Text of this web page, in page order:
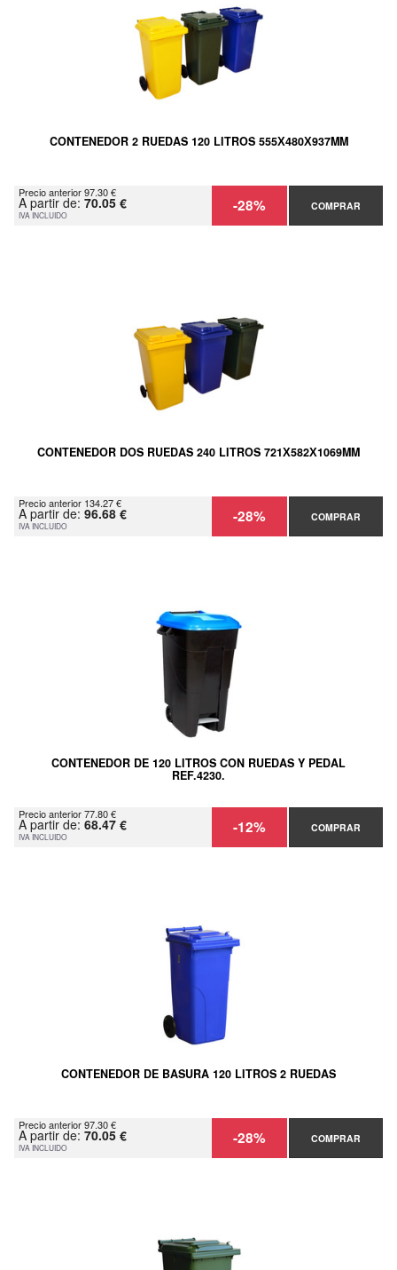
CONTENEDOR 2 RUEDAS 120 LITROS 555Х480Х937MM
Precio anterior 97.30 €
A partir de: 70.05 €
IVA INCLUIDO -28% COMPRAR
CONTENEDOR DOS RUEDAS 240 LITROS 721Х582Х1069MM
Precio anterior 134.27 €
A partir de: 96.68 €
IVA INCLUIDO -28% COMPRAR
CONTENEDOR DE 120 LITROS CON RUEDAS Y PEDAL
REF.4230.
Precio anterior 77.80 €
A partir de: 68.47 €
IVA INCLUIDO -12% COMPRAR
CONTENEDOR DE BASURA 120 LITROS 2 RUEDAS
Precio anterior 97.30 €
A partir de: 70.05 €
IVA INCLUIDO -28% COMPRAR